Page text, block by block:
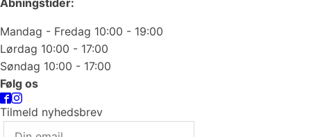
Åbningstider:
Mandag - Fredag 10:00 - 19:00
Lørdag 10:00 - 17:00
Søndag 10:00 - 17:00
Følg os
Tilmeld nyhedsbrev